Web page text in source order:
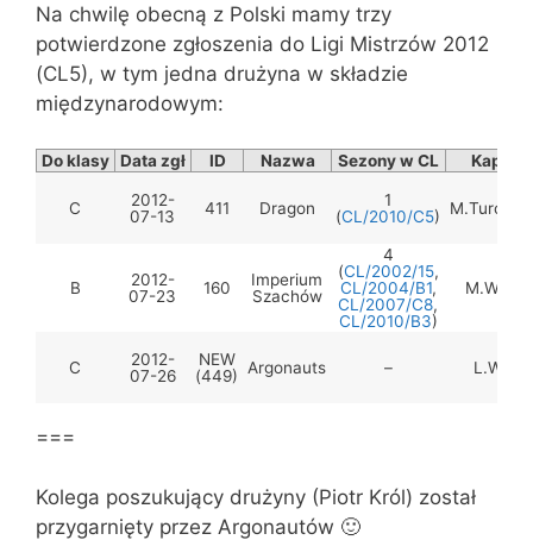
Na chwilę obecną z Polski mamy trzy
potwierdzone zgłoszenia do Ligi Mistrzów 2012
(CL5), w tym jedna drużyna w składzie
międzynarodowym:
Do klasy Data zgł ID Nazwa Sezony w CL Kapitan
C
2012-
07-13
411 Dragon
1
(CL/2010/C5)
B
2012-
07-23
160
Imperium
Szachów
4
(CL/2002/15,
CL/2004/B1,
CL/2007/C8,
CL/2010/B3)
C
2012-
07-26
NEW
(449)
Argonauts – L.Welik
===
Kolega poszukujący drużyny (Piotr Król) został
przygarnięty przez Argonautów 🙂